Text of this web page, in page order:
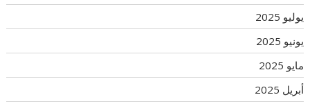
يوليو 2025
يونيو 2025
مايو 2025
أبريل 2025